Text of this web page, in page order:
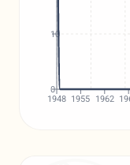
1948 1955 1962
0
10